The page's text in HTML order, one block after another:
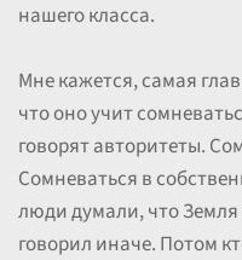
нашего класса.
Мне кажется, самая
что оно учит
говорят авторитеты.
Сомневаться в
люди думали, что Земля
говорил иначе. Потом